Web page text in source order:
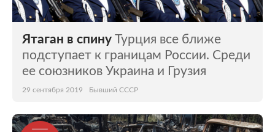
Ятаган в спину Турция все ближе
подступает к границам России. Среди
ее союзников Украина и Грузия
29 сентября 2019 Бывший СССР